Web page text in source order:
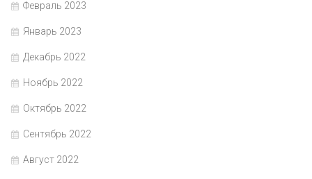
Февраль 2023
Январь 2023
Декабрь 2022
Ноябрь 2022
Октябрь 2022
Сентябрь 2022
Август 2022